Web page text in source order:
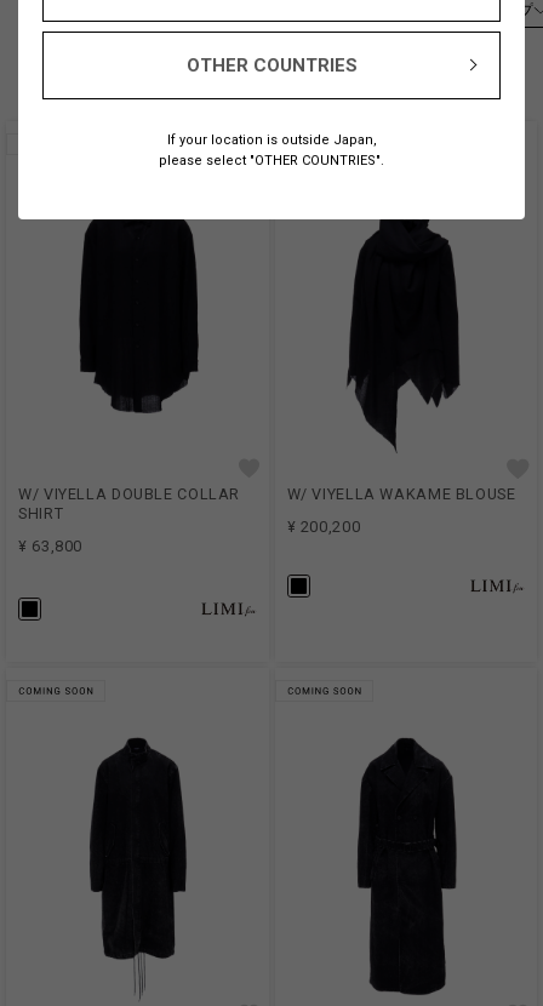
OTHER COUNTRIES
If your location is outside Japan,
please select "OTHER COUNTRIES".
商品タイプ
在庫あり
W/ VIYELLA DOUBLE COLLAR
SHIRT
¥ 63,800
W/ VIYELLA WAKAME BLOUSE
¥ 200,200